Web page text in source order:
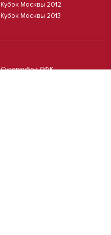
Кубок Москвы 2012
Кубок Москвы 2013
Суперкубок ЛФК